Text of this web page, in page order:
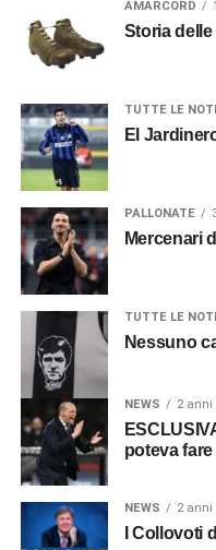
AMARCORD
Storia
TUTTE LE
El
PALLONATE
Mercenari
TUTTE LE
Nessuno
NEWS 2 anni
poteva
NEWS 2 anni
I Collovoti